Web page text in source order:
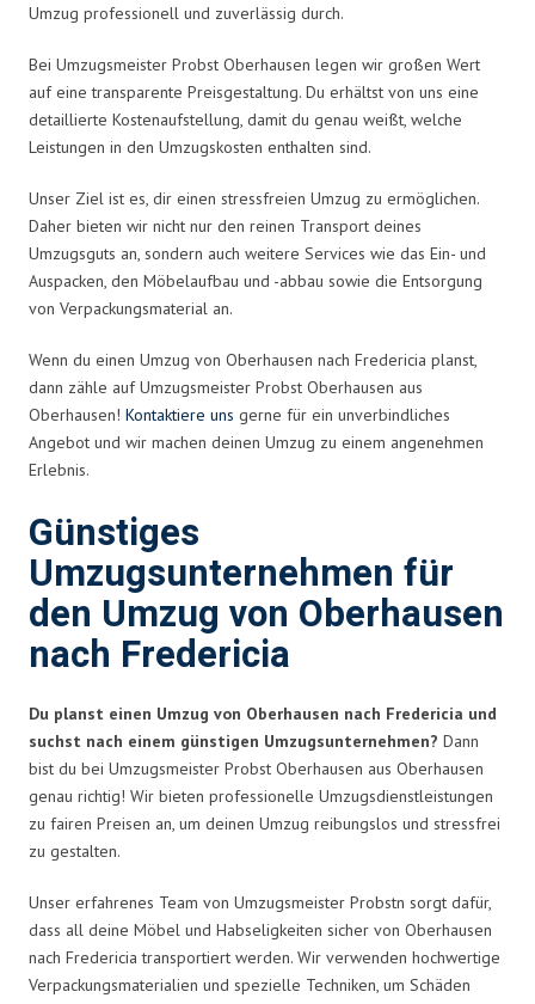
Umzug professionell und zuverlässig durch.
Bei Umzugsmeister Probst Oberhausen legen wir großen Wert
auf eine transparente Preisgestaltung. Du erhältst von uns eine
detaillierte Kostenaufstellung, damit du genau weißt, welche
Leistungen in den Umzugskosten enthalten sind.
Unser Ziel ist es, dir einen stressfreien Umzug zu ermöglichen.
Daher bieten wir nicht nur den reinen Transport deines
Umzugsguts an, sondern auch weitere Services wie das Ein- und
Auspacken, den Möbelaufbau und -abbau sowie die Entsorgung
von Verpackungsmaterial an.
Wenn du einen Umzug von Oberhausen nach Fredericia planst,
dann zähle auf Umzugsmeister Probst Oberhausen aus
Oberhausen! Kontaktiere uns gerne für ein unverbindliches
Angebot und wir machen deinen Umzug zu einem angenehmen
Erlebnis.
Günstiges
Umzugsunternehmen für
den Umzug von Oberhausen
nach Fredericia
Du planst einen Umzug von Oberhausen nach Fredericia und
suchst nach einem günstigen Umzugsunternehmen? Dann
bist du bei Umzugsmeister Probst Oberhausen aus Oberhausen
genau richtig! Wir bieten professionelle Umzugsdienstleistungen
zu fairen Preisen an, um deinen Umzug reibungslos und stressfrei
zu gestalten.
Unser erfahrenes Team von Umzugsmeister Probstn sorgt dafür,
dass all deine Möbel und Habseligkeiten sicher von Oberhausen
nach Fredericia transportiert werden. Wir verwenden hochwertige
Verpackungsmaterialien und spezielle Techniken, um Schäden